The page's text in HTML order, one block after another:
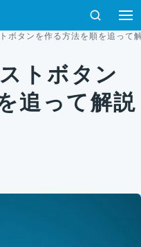
検索
ボタンを作る方法を順を追って
トボタン
追って解説